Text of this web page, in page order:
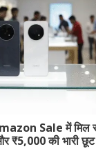
Sale में मिल
की भारी छूट